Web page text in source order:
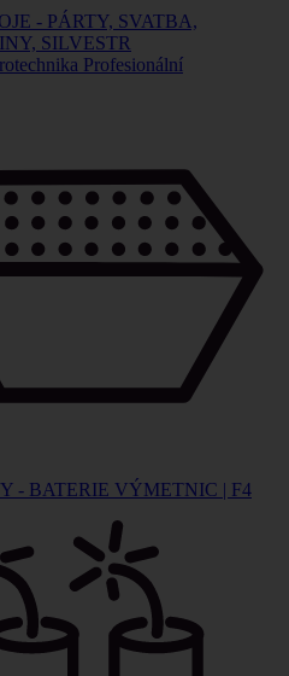
- PÁRTY, SVATBA,
SILVESTR
Profesionální
- BATERIE VÝMETNIC | F4